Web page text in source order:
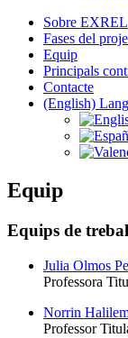
Sobre EXREL
Fases del
Equip
Principals
Contacte
(English)
Equip
Equips de
Julia Olmos
Professora
Norrin
Professor